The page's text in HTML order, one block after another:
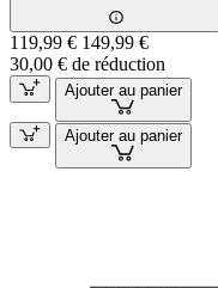
119,99 € 149,99 €
30,00 € de réduction
Ajouter au panier
Ajouter au panier